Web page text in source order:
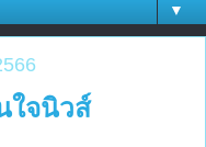
▼
ใจนิวส์